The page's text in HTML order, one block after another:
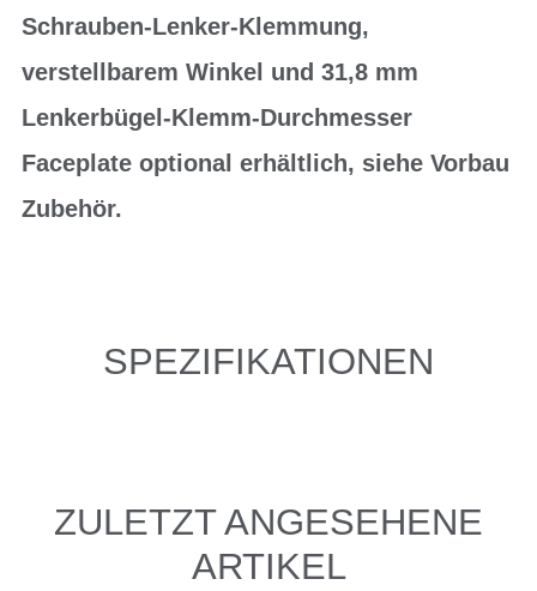
Schrauben-Lenker-Klemmung,
verstellbarem Winkel und 31,8 mm
Lenkerbügel-Klemm-Durchmesser
Faceplate optional erhältlich, siehe Vorbau
Zubehör.
SPEZIFIKATIONEN
ZULETZT ANGESEHENE
ARTIKEL